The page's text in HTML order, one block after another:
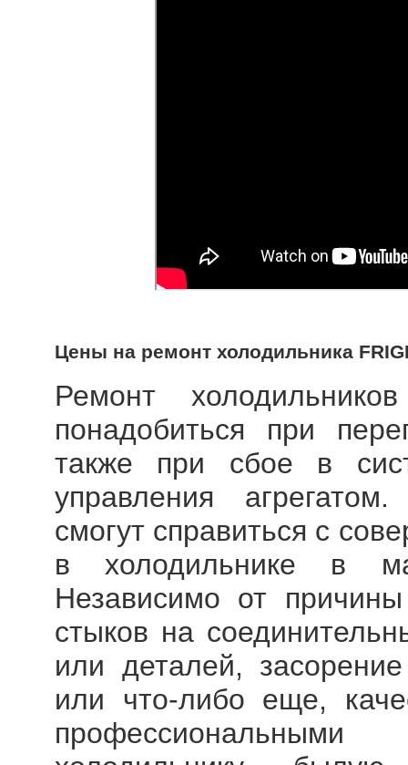
Цены на ремонт холодильника
Ремонт
понадобиться при
также при сбое в
управления
смогут справиться с
в холодильнике в
Независимо от
стыков на
или деталей,
или что-либо еще,